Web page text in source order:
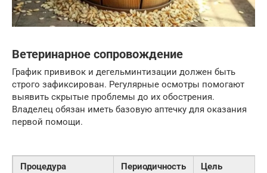
Ветеринарное сопровождение
График прививок и дегельминтизации должен быть
строго зафиксирован. Регулярные осмотры помогают
выявить скрытые проблемы до их обострения.
Владелец обязан иметь базовую аптечку для оказания
первой помощи.
Процедура Периодичность
Цель